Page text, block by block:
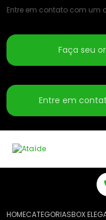
Entre em contato com um
Faça seu
Entre em
HOMECATEGORIASBOX